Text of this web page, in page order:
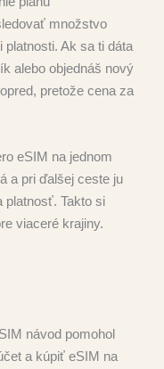
množstvo
Ak sa ti dáta
alebo objednáš nový
pretože cena za
eSIM na jednom
a pri ďalšej ceste ju
platnosť. Takto si
viaceré krajiny.
návod pomohol
a kúpiť eSIM na